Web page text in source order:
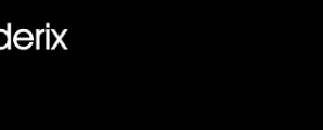
опубликован)